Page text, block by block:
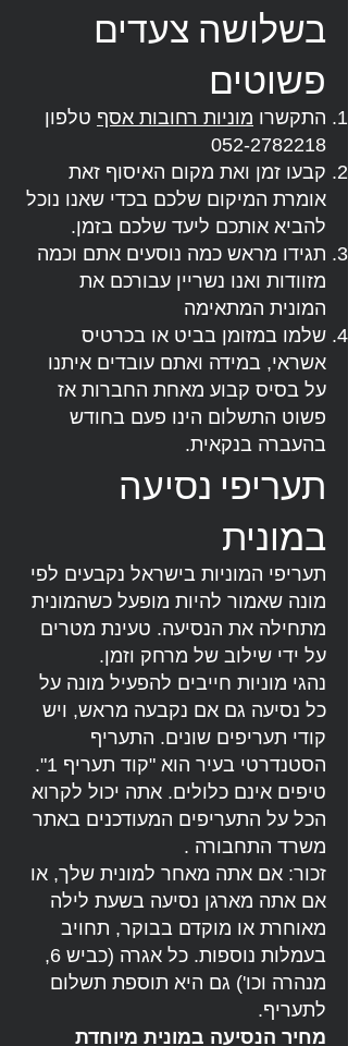
בשלושה צעדים
פשוטים
התקשרו מוניות רחובות אסף טלפון
052-2782218
קבעו זמן ואת מקום האיסוף זאת
אומרת המיקום שלכם בכדי שאנו נוכל
להביא אותכם ליעד שלכם בזמן.
תגידו מראש כמה נוסעים אתם וכמה
מזוודות ואנו נשריין עבורכם את
המונית המתאימה
שלמו במזומן בביט או בכרטיס
אשראי, במידה ואתם עובדים איתנו
על בסיס קבוע מאחת החברות אז
פשוט התשלום הינו פעם בחודש
בהעברה בנקאית.
תעריפי נסיעה
במונית
תעריפי המוניות בישראל נקבעים לפי
מונה שאמור להיות מופעל כשהמונית
מתחילה את הנסיעה. טעינת מטרים
על ידי שילוב של מרחק וזמן.
נהגי מוניות חייבים להפעיל מונה על
כל נסיעה גם אם נקבעה מראש, ויש
קודי תעריפים שונים. התעריף
הסטנדרטי בעיר הוא "קוד תעריף 1".
טיפים אינם כלולים. אתה יכול לקרוא
הכל על התעריפים המעודכנים באתר
משרד התחבורה .
זכור: אם אתה מאחר למונית שלך, או
אם אתה מארגן נסיעה בשעת לילה
מאוחרת או מוקדם בבוקר, תחויב
בעמלות נוספות. כל אגרה (כביש 6,
מנהרה וכו') גם היא תוספת תשלום
לתעריף.
מחיר הנסיעה במונית מיוחדת